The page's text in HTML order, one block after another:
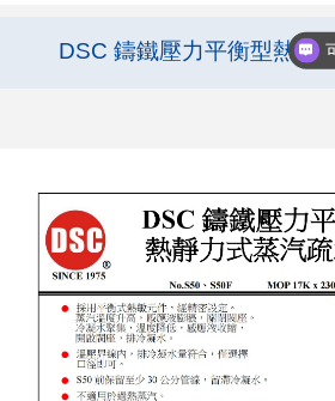
DSC 鑄鐵壓力平衡型熱靜